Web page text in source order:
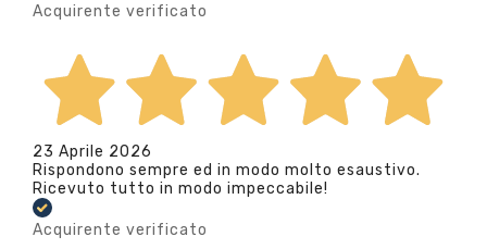
Acquirente verificato
23 Aprile 2026
Rispondono sempre ed in modo molto esaustivo.
Ricevuto tutto in modo impeccabile!
Acquirente verificato